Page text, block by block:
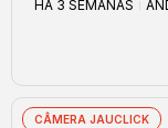
HÁ 3 SEMANAS
CÂMERA JAUCLICK